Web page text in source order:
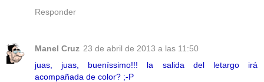
Responder
Manel Cruz 23 de abril de 2013 a las 11:50
juas, juas, bueníssimo!!! la salida del letargo irá
acompañada de color? ;-P